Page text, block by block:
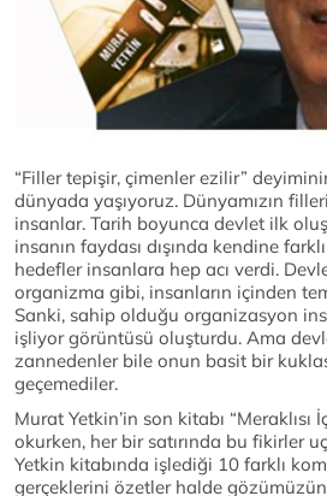
“Filler tepişir, çimenler ezilir”
dünyada yaşıyoruz. Dünyamızın
insanlar. Tarih boyunca devlet ilk
insanın faydası dışında kendine
hedefler insanlara hep acı verdi.
organizma gibi, insanların içinden
Sanki, sahip olduğu organizasyon
işliyor görüntüsü oluşturdu. Ama
zannedenler bile onun basit bir
geçemediler.
Murat Yetkin’in son kitabı “Meraklısı
okurken, her bir satırında bu fikirler
Yetkin kitabında işlediği 10 farklı
gerçeklerini özetler halde